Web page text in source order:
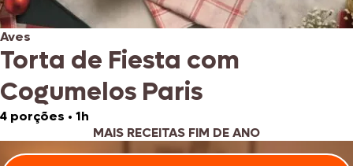
Aves
Torta de Fiesta com
Cogumelos Paris
4 porções • 1h
MAIS RECEITAS FIM DE ANO